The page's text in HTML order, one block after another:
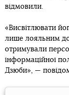
відмовили.
«Висвітлювати
лише лояльним
отримували
інформаційної
Дзюби», —